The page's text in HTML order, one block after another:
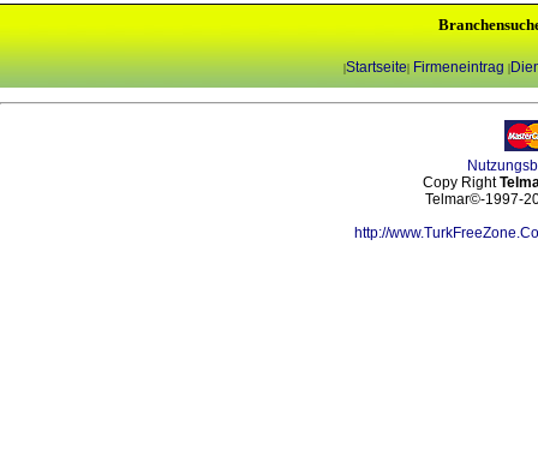
|Startseite| Firmeneintrag |
Copy Right
Telmar©-1997-
http://